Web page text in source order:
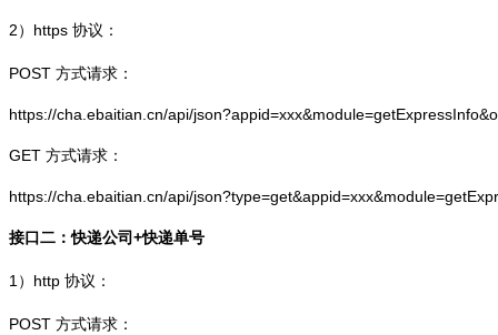
2） https 协议：
POST 方式请求：
https://cha.ebaitian.cn/api/
GET 方式请求：
https://cha.ebaitian.cn/api/
接口二：快递公司+快递单号
1） http 协议：
POST 方式请求：